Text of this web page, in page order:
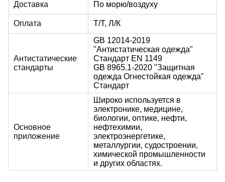
Доставка По морю/воздуху
Оплата Т/Т, Л/К
Антистатические
стандарты
GB 12014-2019
"Антистатическая одежда"
Стандарт EN 1149
GB 8965.1-2020 "Защитная
одежда Огнестойкая одежда"
Стандарт
Основное
приложение
Широко используется в
электронике, медицине,
биологии, оптике, нефти,
нефтехимии,
электроэнергетике,
металлургии, судостроении,
химической промышленности
и других областях.